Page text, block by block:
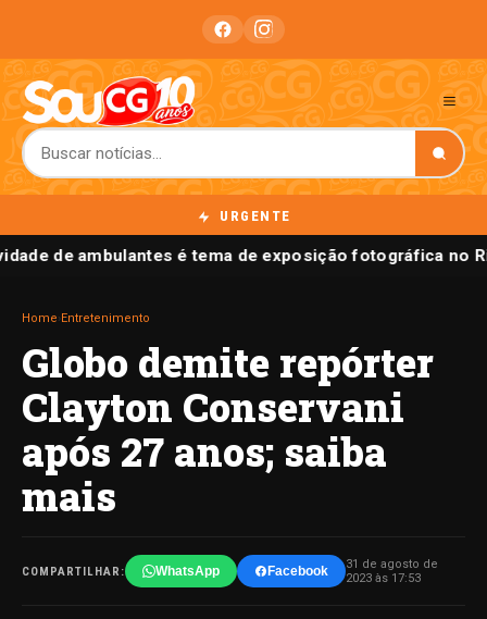
URGENTE
de ambulantes é tema de exposição fotográfica no
Home Entretenimento
Globo demite repórter
Clayton Conservani
após 27 anos; saiba
mais
COMPARTILHAR: WhatsApp Facebook
31 de agosto de
2023 às 17:53